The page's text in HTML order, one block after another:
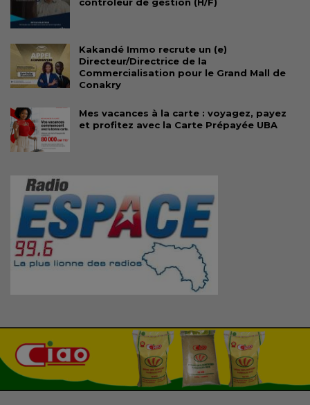
Kakandé Immo recrute un (e)
Directeur/Directrice de la
Commercialisation pour le Grand Mall de
Conakry
Mes vacances à la carte : voyagez, payez
et profitez avec la Carte Prépayée UBA